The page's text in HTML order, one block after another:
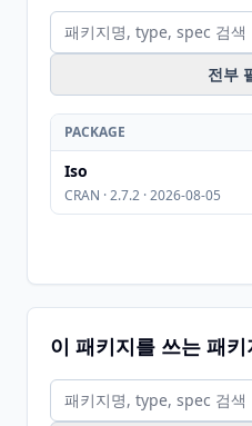
전부
PACKAGE
Iso
CRAN · 2.7.2 · 2026-08-05
이 패키지를 쓰는 패키